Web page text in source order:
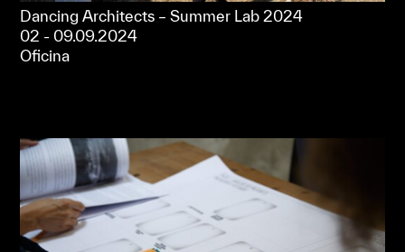
Dancing Architects – Summer Lab 2024
02 - 09.09.2024
Oficina